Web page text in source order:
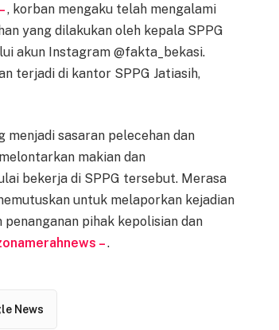
, korban mengaku telah mengalami
yang dilakukan oleh kepala SPPG
akun Instagram @fakta_bekasi.
terjadi di kantor SPPG Jatiasih,
menjadi sasaran pelecehan dan
makian dan
bekerja di SPPG tersebut. Merasa
untuk melaporkan kejadian
pihak kepolisian dan
–.
News